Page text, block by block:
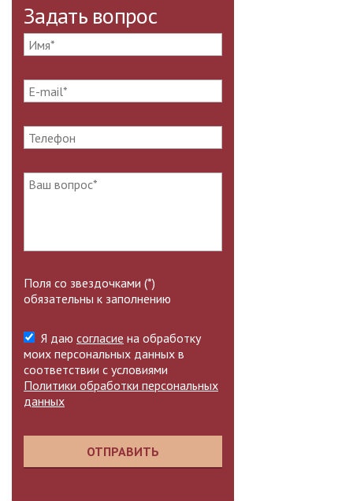
Задать вопрос
Поля со звездочками (*)
обязательны к заполнению
Я даю согласие на обработку
моих персональных данных в
соответствии с условиями
Политики обработки персональных
данных
ОТПРАВИТЬ